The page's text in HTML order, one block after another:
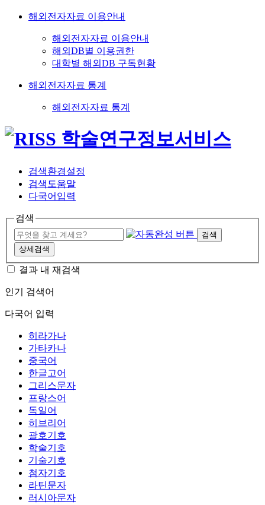
해외전자자료 이용안내
해외전자자료 이용안내
해외DB별 이용권한
대학별 해외DB 구독현황
해외전자자료 통계
해외전자자료 통계
검색환경설정
검색도움말
다국어입력
검색
검색
상세검색
결과 내 재검색
인기 검색어
다국어 입력
히라가나
가타카나
중국어
한글고어
그리스문자
프랑스어
독일어
히브리어
괄호기호
학술기호
기술기호
첨자기호
라틴문자
러시아문자